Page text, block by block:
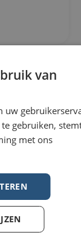
307m²
van
uw
gebruiken,
met ons